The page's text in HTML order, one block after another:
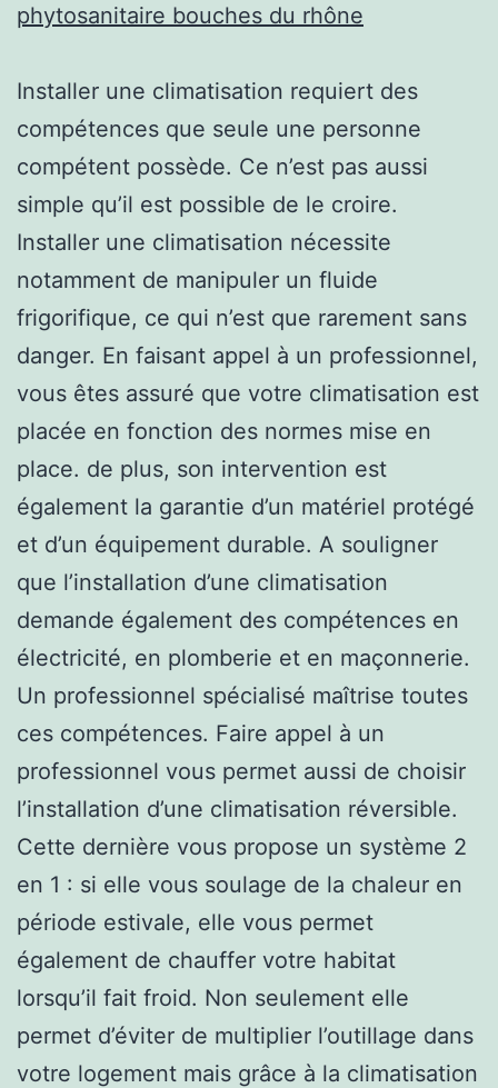
phytosanitaire bouches du rhône
Installer une climatisation requiert des
compétences que seule une personne
compétent possède. Ce n’est pas aussi
simple qu’il est possible de le croire.
Installer une climatisation nécessite
notamment de manipuler un fluide
frigorifique, ce qui n’est que rarement sans
danger. En faisant appel à un professionnel,
vous êtes assuré que votre climatisation est
placée en fonction des normes mise en
place. de plus, son intervention est
également la garantie d’un matériel protégé
et d’un équipement durable. A souligner
que l’installation d’une climatisation
demande également des compétences en
électricité, en plomberie et en maçonnerie.
Un professionnel spécialisé maîtrise toutes
ces compétences. Faire appel à un
professionnel vous permet aussi de choisir
l’installation d’une climatisation réversible.
Cette dernière vous propose un système 2
en 1 : si elle vous soulage de la chaleur en
période estivale, elle vous permet
également de chauffer votre habitat
lorsqu’il fait froid. Non seulement elle
permet d’éviter de multiplier l’outillage dans
votre logement mais grâce à la climatisation